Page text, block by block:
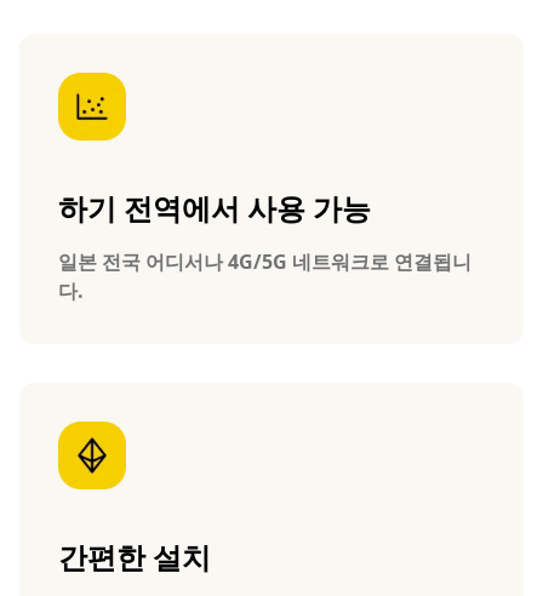
하기 전역에서 사용 가능
일본 전국 어디서나 4G/5G 네트워크로 연결됩니
다.
간편한 설치